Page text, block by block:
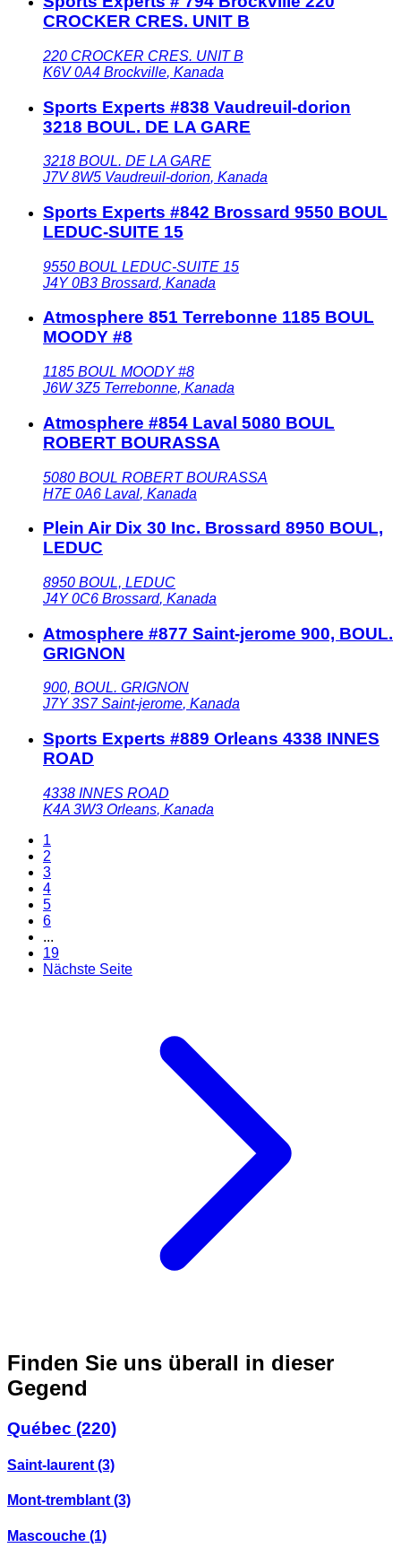
CROCKER CRES. UNIT B
220 CROCKER CRES. UNIT B
K6V 0A4 Brockville, Kanada
Sports Experts #838 Vaudreuil-dorion
3218 BOUL. DE LA GARE
3218 BOUL. DE LA GARE
J7V 8W5 Vaudreuil-dorion, Kanada
Sports Experts #842 Brossard 9550 BOUL
LEDUC-SUITE 15
9550 BOUL LEDUC-SUITE 15
J4Y 0B3 Brossard, Kanada
Atmosphere 851 Terrebonne 1185 BOUL
MOODY #8
1185 BOUL MOODY #8
J6W 3Z5 Terrebonne, Kanada
Atmosphere #854 Laval 5080 BOUL
ROBERT BOURASSA
5080 BOUL ROBERT BOURASSA
H7E 0A6 Laval, Kanada
Plein Air Dix 30 Inc. Brossard 8950 BOUL,
LEDUC
8950 BOUL, LEDUC
J4Y 0C6 Brossard, Kanada
Atmosphere #877 Saint-jerome 900, BOUL.
GRIGNON
900, BOUL. GRIGNON
J7Y 3S7 Saint-jerome, Kanada
Sports Experts #889 Orleans 4338 INNES
ROAD
4338 INNES ROAD
K4A 3W3 Orleans, Kanada
1
2
3
4
5
6
...
19
Nächste Seite
Finden Sie uns überall in dieser
Gegend
Québec (220)
Saint-laurent (3)
Mont-tremblant (3)
Mascouche (1)